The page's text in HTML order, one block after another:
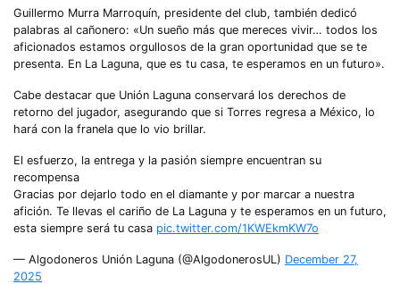
Guillermo Murra Marroquín, presidente del club, también dedicó
palabras al cañonero: «Un sueño más que mereces vivir… todos los
aficionados estamos orgullosos de la gran oportunidad que se te
presenta. En La Laguna, que es tu casa, te esperamos en un futuro».
Cabe destacar que Unión Laguna conservará los derechos de
retorno del jugador, asegurando que si Torres regresa a México, lo
hará con la franela que lo vio brillar.
El esfuerzo, la entrega y la pasión siempre encuentran su
recompensa
Gracias por dejarlo todo en el diamante y por marcar a nuestra
afición. Te llevas el cariño de La Laguna y te esperamos en un futuro,
esta siempre será tu casa pic.twitter.com/1KWEkmKW7o
— Algodoneros Unión Laguna (@AlgodonerosUL) December 27,
2025